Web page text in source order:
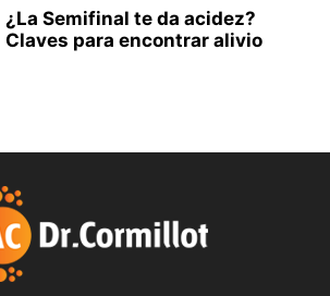
¿La Semifinal te da acidez?
Claves para encontrar alivio